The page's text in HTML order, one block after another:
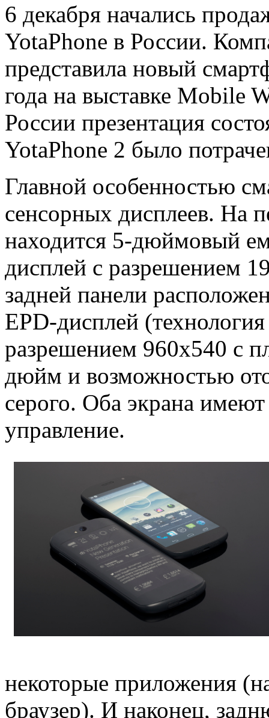
6 декабря начались
YotaPhone в России.
представила новый
года на выставке Mobile
России презентация
YotaPhone 2 было
Главной особенностью
сенсорных дисплеев. На
находится 5-дюймовый
дисплей с разрешением
задней панели
EPD-дисплей
разрешением 960х540 с
дюйм и возможностью
серого. Оба экрана
управление.
некоторые приложения
браузер). И наконец,